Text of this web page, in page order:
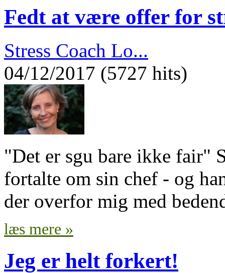
Fedt at være offer for
Stress Coach Lo...
04/12/2017 (5727 hits)
"Det er sgu bare ikke fair"
fortalte om sin chef - og
der overfor mig med
læs mere »
Jeg er helt forkert!